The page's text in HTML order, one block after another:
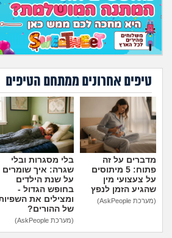
טיפים אחרונים ממתחם הטיפים
מדברים על זה
פתוח: 5 מיתוסים
על צעצועי מין
שהגיע הזמן לנפץ
(מערכת AskPeople)
בלי מסגרות ובלי
שגרה: איך שומרים
על שנת הילדים
בחופש הגדול -
ומצילים את
של ההורים?
(מערכת AskPeople)